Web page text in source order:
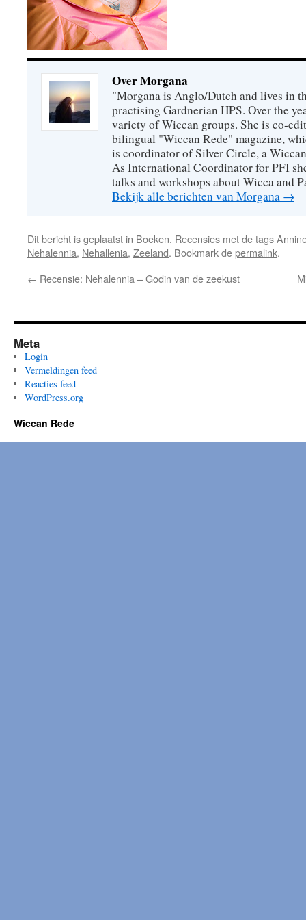
Over Morgana
"Morgana is Anglo/Dutch and lives in
practising Gardnerian HPS. Over the
variety of Wiccan groups. She is co-
bilingual "Wiccan Rede" magazine,
is coordinator of Silver Circle, a
As International Coordinator for PFI
talks and workshops about Wicca and
Bekijk alle berichten van Morgana →
Dit bericht is geplaatst in Boeken, Recensies met de tags
Nehalennia, Nehallenia, Zeeland. Bookmark depermalink.
← Recensie: Nehalennia – Godin van de zeekust
Meta
Login
Vermeldingen feed
Reacties feed
WordPress.org
Wiccan Rede